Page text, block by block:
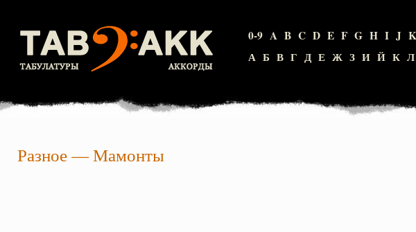
0-9 A B C D E F G H I J K
А Б В Г Д Е Ж З И Й К Л
Разное—Мамонты